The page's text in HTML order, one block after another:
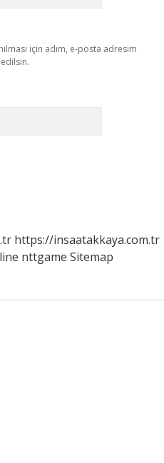
için adım, e-posta adresim
https://insaatakkaya.com.tr
nttgame Sitemap